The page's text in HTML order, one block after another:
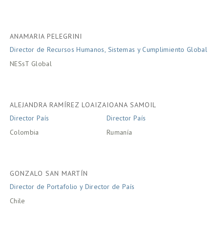
ANAMARIA PELEGRINI
Director de Recursos Humanos, Sistemas y Cumplimiento Global
NESsT Global
ALEJANDRA RAMÍREZ LOAIZA
Director País
Colombia
IOANA SAMOIL
Director País
Rumanía
GONZALO SAN MARTÍN
Director de Portafolio y Director de País
Chile